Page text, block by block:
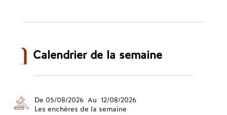
Calendrier de la semaine
De 05/08/2026 Au 12/08/2026
Les enchères de la semaine